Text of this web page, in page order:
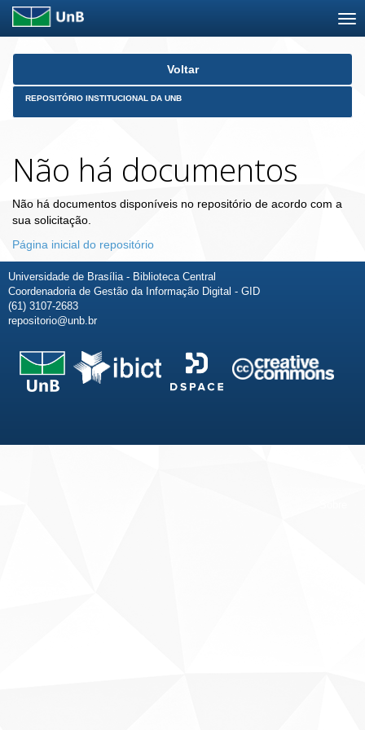
Skip
Voltar
REPOSITÓRIO INSTITUCIONAL DA UNB
Não há documentos
Não há documentos disponíveis no repositório de acordo com a
sua solicitação.
Página inicial do repositório
Universidade de Brasília - Biblioteca Central
Coordenadoria de Gestão da Informação Digital - GID
(61) 3107-2683
repositorio@unb.br